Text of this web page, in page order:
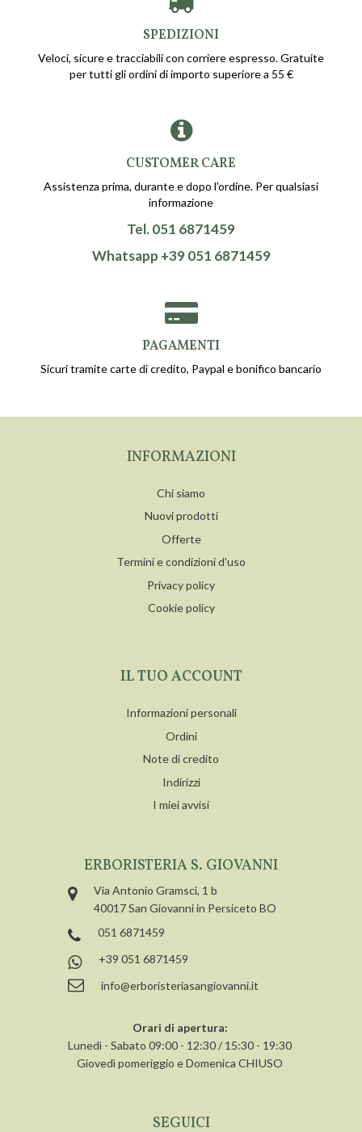
SPEDIZIONI
Veloci, sicure e tracciabili con corriere espresso. Gratuite
per tutti gli ordini di importo superiore a 55 €
CUSTOMER CARE
Assistenza prima, durante e dopo l'ordine. Per qualsiasi
informazione
Tel. 051 6871459
Whatsapp +39 051 6871459
PAGAMENTI
Sicuri tramite carte di credito, Paypal e bonifico bancario
INFORMAZIONI
Chi siamo
Nuovi prodotti
Offerte
Termini e condizioni d'uso
Privacy policy
Cookie policy
IL TUO ACCOUNT
Informazioni personali
Ordini
Note di credito
Indirizzi
I miei avvisi
ERBORISTERIA S. GIOVANNI
Via Antonio Gramsci, 1 b
40017 San Giovanni in Persiceto BO
051 6871459
+39 051 6871459
info@erboristeriasangiovanni.it
Orari di apertura:
Lunedì - Sabato 09:00 - 12:30 / 15:30 - 19:30
Giovedì pomeriggio e Domenica CHIUSO
SEGUICI